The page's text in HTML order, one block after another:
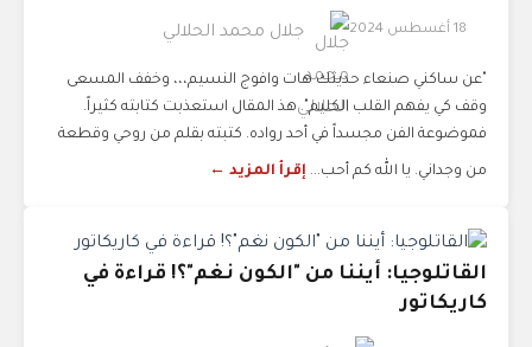
18 أغسطس 2024 جلال محمد الحلالي
"عن ساكني صنعاء حديثك هات وافوج النسيم،،، وخفف المسعى
وقف كي يفهم القلب الكليم". هذ المقال استعذبت كتابته كثيراً.
فموضوعة الفن مجسداً في أحد رواده. كتبته بقلم من روحي وقطعة
من وجداني. يا الله كم أحب... إقرأ المزيد ←
القاتلوجيا: أيننا من "الكون نغم"؟! قراءة في
كاريكاتور